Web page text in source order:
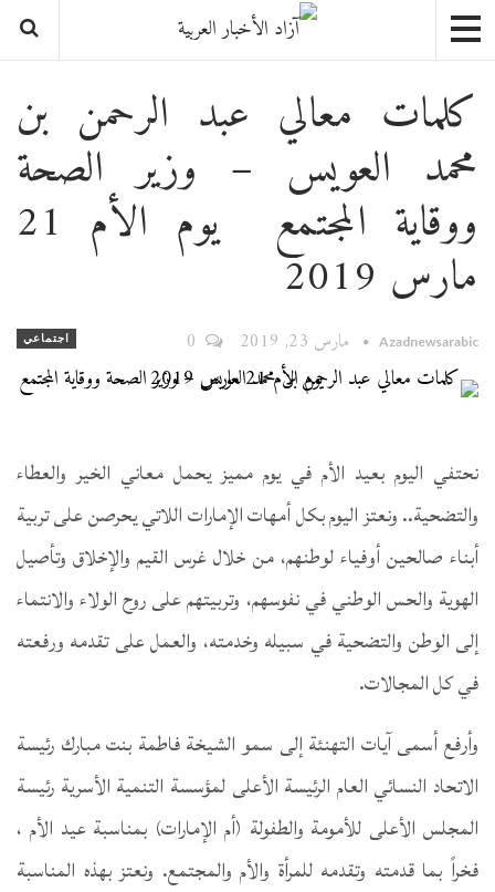
كلمات معالي عبد الرحمن بن
محمد العويس – وزير الصحة
ووقاية المجتمع يوم الأم 21
مارس 2019
اجتماعي Azadnewsarabic مارس 23, 2019
نحتفي اليوم بعيد الأم في يوم مميز يحمل معاني الخير والعطاء
والتضحية.. ونعتز اليوم بكل أمهات الإمارات اللاتي يحرصن على تربية
أبناء صالحين أوفياء لوطنهم، من خلال غرس القيم والإخلاق وتأصيل
الهوية والحس الوطني في نفوسهم، وتربيتهم على روح الولاء والانتماء
إلى الوطن والتضحية في سبيله وخدمته، والعمل على تقدمه ورفعته
في كل المجالات.
وأرفع أسمى آيات التهنئة إلى سمو الشيخة فاطمة بنت مبارك رئيسة
الاتحاد النسائي العام الرئيسة الأعلى لمؤسسة التنمية الأسرية رئيسة
المجلس الأعلى للأمومة والطفولة (أم الإمارات) بمناسبة عيد الأم ،
فخراً بما قدمته وتقدمه للمرأة والأم والمجتمع. ونعتز بهذه المناسبة